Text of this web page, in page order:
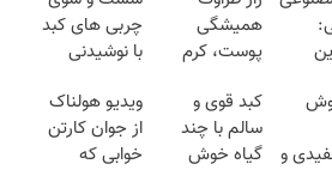
درب منزل
شدی🔥
|
قسطی
همیشگی
پوست، کرم
با 45%تخفیف
چربی های کبد
با نوشیدنی
و
کبد قوی و
سالم با چند
گیاه خوش
ویدیو هولناک
از جوان کارتن
خوابی که